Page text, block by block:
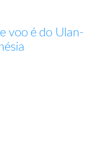
voo é do Ulan-